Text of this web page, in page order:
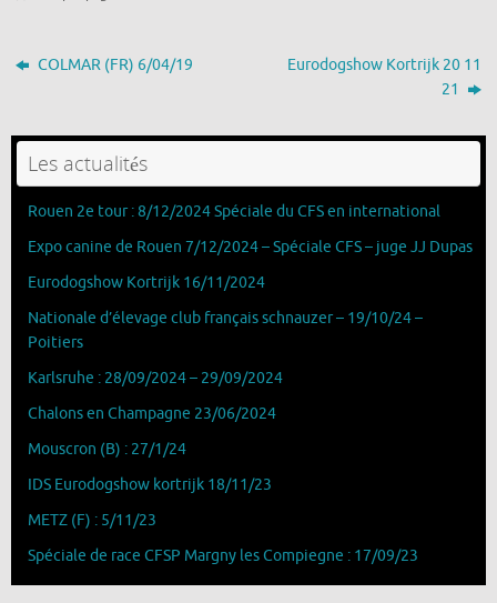
COLMAR (FR) 6/04/19
Eurodogshow Kortrijk 20 11
21
Les actualités
Rouen 2e tour : 8/12/2024 Spéciale du CFS en international
Expo canine de Rouen 7/12/2024 – Spéciale CFS – juge JJ Dupas
Eurodogshow Kortrijk 16/11/2024
Nationale d’élevage club français schnauzer – 19/10/24 –
Poitiers
Karlsruhe : 28/09/2024 – 29/09/2024
Chalons en Champagne 23/06/2024
Mouscron (B) : 27/1/24
IDS Eurodogshow kortrijk 18/11/23
METZ (F) : 5/11/23
Spéciale de race CFSP Margny les Compiegne : 17/09/23